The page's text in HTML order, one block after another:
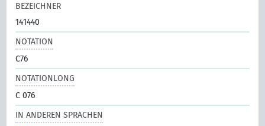
BEZEICHNER
141440
NOTATION
C76
NOTATIONLONG
C 076
IN ANDEREN SPRACHEN